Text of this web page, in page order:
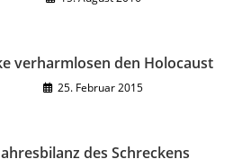
verharmlosen den Holocaust
25. Februar 2015
des Schreckens